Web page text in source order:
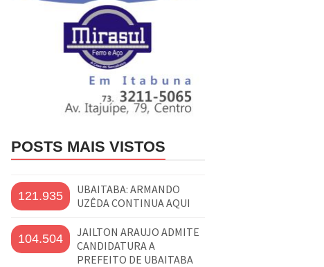
POSTS MAIS VISTOS
121.935
UBAITABA: ARMANDO
UZÊDA CONTINUA AQUI
104.504
JAILTON ARAUJO ADMITE
CANDIDATURA A
PREFEITO DE UBAITABA